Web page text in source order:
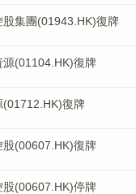
股集團(01943.HK)復牌
源(01104.HK)復牌
(01712.HK)復牌
股(00607.HK)復牌
股(00607.HK)停牌